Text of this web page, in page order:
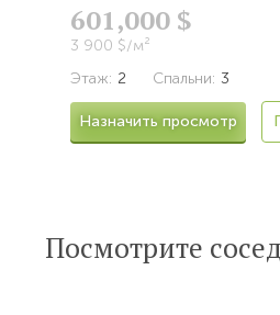
601,000 $
3 900 $/м²
Этаж: 2 Спальни: 3
Назначить просмотр
Посмотрите